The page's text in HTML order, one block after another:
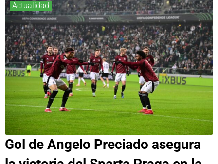
Actualidad
Gol de Angelo Preciado asegura